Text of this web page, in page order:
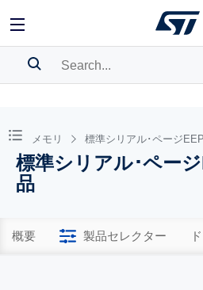
BOOKMARK
Pleaselog in to show your saved
メモリ 標準シリアル･ページ
標準シリアル･ペー
品
概要 製品セレクター